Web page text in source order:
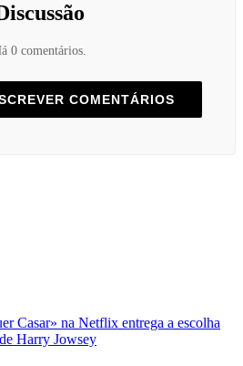
0 comentários.
COMENTÁRIOS
Casar» na Netflix entrega a escolha
Harry Jowsey